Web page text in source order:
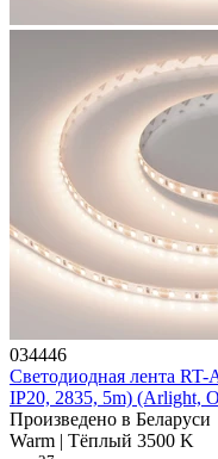
034446
Светодиодная лента
IP20, 2835, 5m) (Arlight,
Произведено в Беларуси
Warm | Тёплый 3500 K